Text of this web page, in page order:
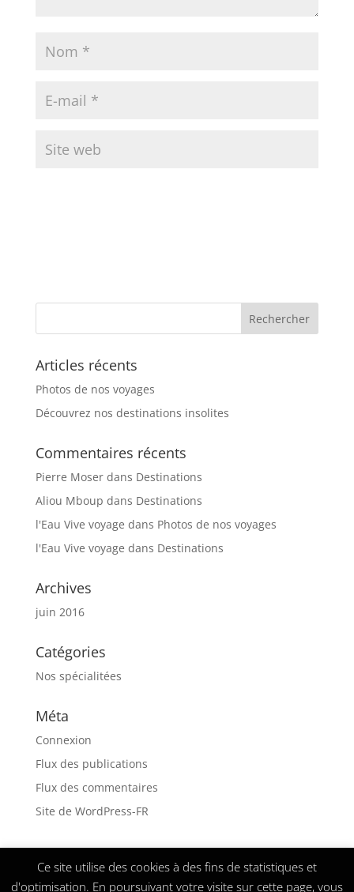
Articles récents
Photos de nos voyages
Découvrez nos destinations insolites
Commentaires récents
Pierre Moserdans Destinations
Aliou Mboup dans Destinations
l'Eau Vive voyage dans Photos de nos voyages
l'Eau Vive voyage dans Destinations
Archives
juin 2016
Catégories
Nos spécialitées
Méta
Connexion
Flux des publications
Flux des commentaires
Site de WordPress-FR
Ce site utilise des cookies à des fins de statistiques et
d'optimisation. En poursuivant votre visite sur cette page, vous